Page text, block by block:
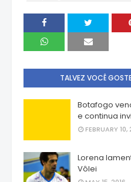
TALVEZ VOCÊ
Botafogo
e continua
FEBRUARY 10,
Lorena
Vôlei